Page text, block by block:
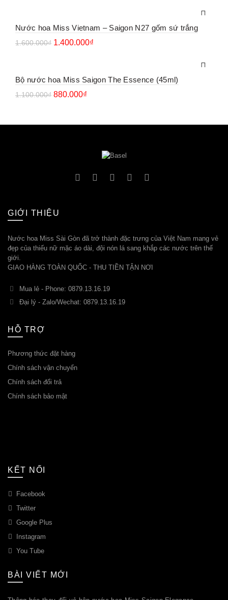
Nước hoa Miss Vietnam – Saigon N27 gốm sứ trắng
1.600.000₫ 1.400.000₫
Bộ nước hoa Miss Saigon The Essence (45ml)
1.100.000₫ 880.000₫
GIỚI THIỆU
Nước hoa Miss Sài Gòn đã trở thành đặc trưng của Việt Nam mang vẻ
đẹp của thiếu nữ mặc áo dài, đội nón lá sang khắp các nước trên thế
giới.
GIAO HÀNG TOÀN QUỐC - THU TIỀN TẬN NƠI
Mua lẻ - Phone: 0879.13.16.19
Đại lý - Zalo/Wechat: 0879.13.16.19
HỖ TRỢ
Phương thức đặt hàng
Chính sách vận chuyển
Chính sách đổi trả
Chính sách bảo mật
KẾT NỐI
Facebook
Twitter
Google Plus
Instagram
You Tube
BÀI VIẾT MỚI